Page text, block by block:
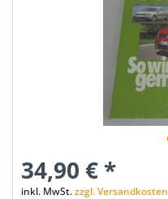
34,90 € *
inkl. MwSt.zzgl. Versandkosten